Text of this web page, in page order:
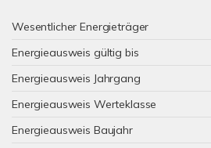
Wesentlicher Energieträger
Energieausweis gültig bis
Energieausweis Jahrgang
Energieausweis Werteklasse
Energieausweis Baujahr